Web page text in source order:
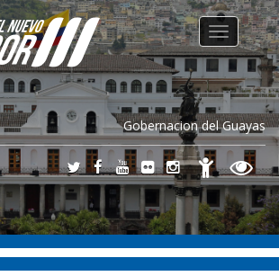
Gobernacion del Guayas
Toggle
navigation